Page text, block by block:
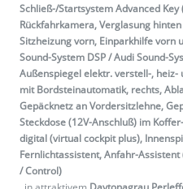
Schließ-/Startsystem Advanced
Rückfahrkamera, Verglasung
Sitzheizung vorn, Einparkhilfe vorn
Sound-System DSP / Audi Sound-
Außenspiegel elektr. verstell-,
mit Bordsteinautomatik, rechts,
Gepäcknetz an Vordersitzlehne,
Steckdose (12V-Anschluß) im
digital (virtual cockpit plus),
Fernlichtassistent, Anfahr-
/ Control)